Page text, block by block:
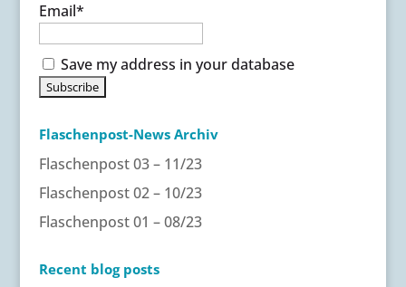
Email*
Save my address in your database
Flaschenpost-News Archiv
Flaschenpost 03 – 11/23
Flaschenpost 02 – 10/23
Flaschenpost 01 – 08/23
Recent blog posts